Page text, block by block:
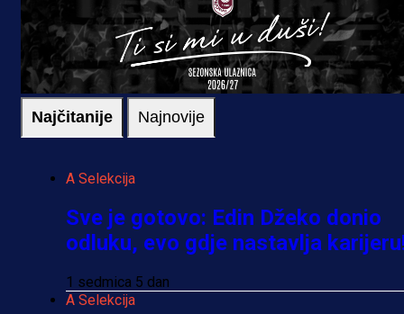
Najčitanije Najnovije
A Selekcija
Sve je gotovo: Edin Džeko donio
odluku, evo gdje nastavlja
1 sedmica 5 dan
A Selekcija